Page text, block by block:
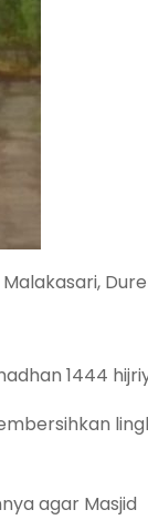
1444
agar Masjid